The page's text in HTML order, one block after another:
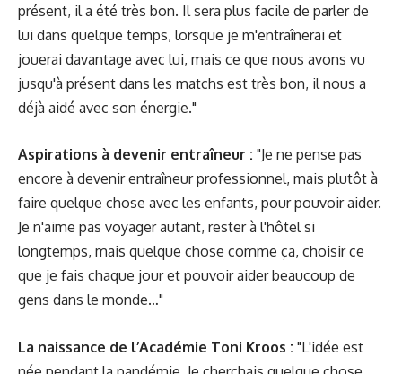
présent, il a été très bon. Il sera plus facile de parler de
lui dans quelque temps, lorsque je m'entraînerai et
jouerai davantage avec lui, mais ce que nous avons vu
jusqu'à présent dans les matchs est très bon, il nous a
déjà aidé avec son énergie."
Aspirations à devenir entraîneur : "Je ne pense pas
encore à devenir entraîneur professionnel, mais plutôt à
faire quelque chose avec les enfants, pour pouvoir aider.
Je n'aime pas voyager autant, rester à l'hôtel si
longtemps, mais quelque chose comme ça, choisir ce
que je fais chaque jour et pouvoir aider beaucoup de
gens dans le monde…"
La naissance de l’Académie Toni Kroos : "L'idée est